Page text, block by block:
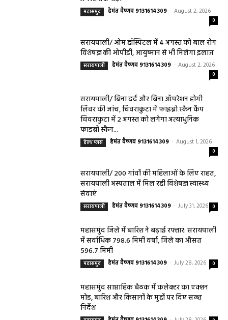
महासमुंद हेमंत वैष्णव 9131614309 - August 2, 2026
0
सरायपाली/ ओम हॉस्पिटल में 4 अगस्त को बाल रोग
विशेषज्ञ की ओपीडी, आयुष्मान से भी मिलेगा इलाज
सरायपाली हेमंत वैष्णव 9131614309 - August 2, 2026
0
सरायपाली/ बिना दर्द और बिना ऑपरेशन होगी
लिवर की जांच, चिवराकुटा में फाइब्रो स्कैन कैंप
चिवराकुटा में 2 अगस्त को लगेगा अत्याधुनिक
फाइब्रो स्कैन...
हेल्थ प्लस हेमंत वैष्णव 9131614309 - August 1, 2026
0
सरायपाली/ 200 गांवों की महिलाओं के लिए राहत,
सरायपाली अस्पताल में मिल रही विशेषज्ञ स्वास्थ्य
सेवाएं
सरायपाली हेमंत वैष्णव 9131614309 - July 31, 2026 0
महासमुंद जिले में बारिश ने बढ़ाई रफ्तार: सरायपाली
में सर्वाधिक 798.6 मिमी वर्षा, जिले का औसत
596.7 मिमी
महासमुंद हेमंत वैष्णव 9131614309 - July 28, 2026 0
महासमुंद साप्ताहिक बैठक में कलेक्टर का एक्शन
मोड, बारिश और किसानों के मुद्दों पर दिए सख्त
निर्देश